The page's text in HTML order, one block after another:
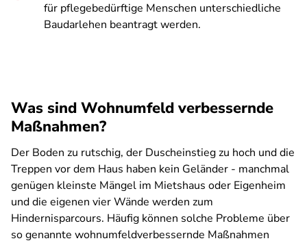
für pflegebedürftige Menschen unterschiedliche
Baudarlehen beantragt werden.
Was sind Wohnumfeld verbessernde
Maßnahmen?
Der Boden zu rutschig, der Duscheinstieg zu hoch und die
Treppen vor dem Haus haben kein Geländer - manchmal
genügen kleinste Mängel im Mietshaus oder Eigenheim
und die eigenen vier Wände werden zum
Hindernisparcours. Häufig können solche Probleme über
so genannte wohnumfeldverbessernde Maßnahmen